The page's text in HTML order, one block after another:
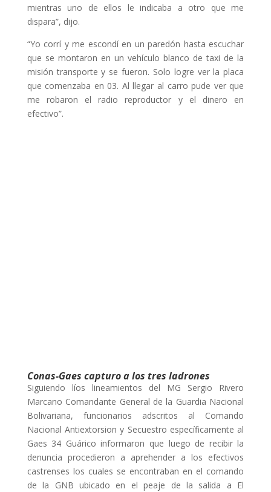
mientras uno de ellos le indicaba a otro que me
dispara”, dijo.
“Yo corrí y me escondí en un paredón hasta escuchar
que se montaron en un vehículo blanco de taxi de la
misión transporte y se fueron. Solo logre ver la placa
que comenzaba en 03. Al llegar al carro pude ver que
me robaron el radio reproductor y el dinero en
efectivo”.
Conas-Gaes capturo a los tres ladrones
Siguiendo líos lineamientos del MG Sergio Rivero
Marcano Comandante General de la Guardia Nacional
Bolivariana, funcionarios adscritos al Comando
Nacional Antiextorsion y Secuestro específicamente al
Gaes 34 Guárico informaron que luego de recibir la
denuncia procedieron a aprehender a los efectivos
castrenses los cuales se encontraban en el comando
de la GNB ubicado en el peaje de la salida a El